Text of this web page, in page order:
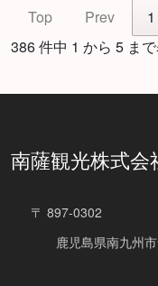
Top Prev 1
386 件中 1 から 5 ま
南薩観光株式会
〒 897-0302
鹿児島県南九州市